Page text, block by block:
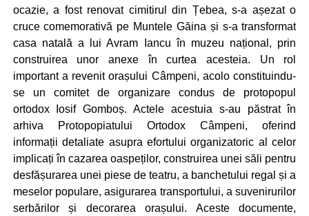
ocazie, a fost renovat cimitirul din Țebea, s-a așezat o
cruce comemorativă pe Muntele Găina și s-a transformat
casa natală a lui Avram Iancu în muzeu național, prin
construirea unor anexe în curtea acesteia. Un rol
important a revenit orașului Câmpeni, acolo constituindu-
se un comitet de organizare condus de protopopul
ortodox Iosif Gomboș. Actele acestuia s-au păstrat în
arhiva Protopopiatului Ortodox Câmpeni, oferind
informații detaliate asupra efortului organizatoric al celor
implicați în cazarea oaspeților, construirea unei săli pentru
desfășurarea unei piese de teatru, a banchetului regal și a
meselor populare, asigurarea transportului, a suvenirurilor
serbărilor și decorarea orașului. Aceste documente,